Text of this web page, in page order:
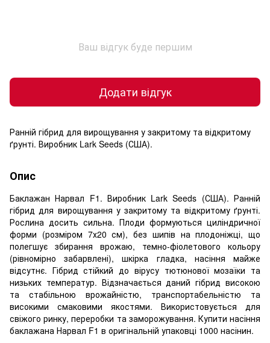
Ваш відгук буде першим
Додати відгук
Ранній гібрид для вирощування у закритому та відкритому
ґрунті. Виробник Lark Seeds (США).
Опис
Баклажан Нарвал F1. Виробник Lark Seeds (США). Ранній
гібрид для вирощування у закритому та відкритому ґрунті.
Рослина досить сильна. Плоди формуються циліндричної
форми (розміром 7х20 см), без шипів на плодоніжці, що
полегшує збирання врожаю, темно-фіолетового кольору
(рівномірно забарвлені), шкірка гладка, насіння майже
відсутнє. Гібрид стійкий до вірусу тютюнової мозаїки та
низьких температур. Відзначається даний гібрид високою
та стабільною врожайністю, транспортабельністю та
високими смаковими якостями. Використовується для
свіжого ринку, переробки та заморожування. Купити насіння
баклажана Нарвал F1 в оригінальній упаковці 1000 насінин.